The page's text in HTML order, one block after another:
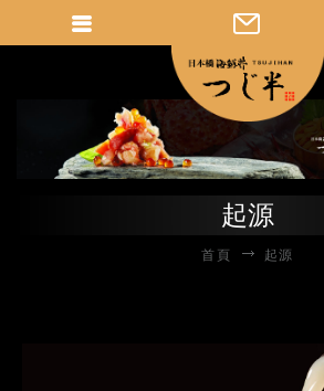
起源
首頁 起源